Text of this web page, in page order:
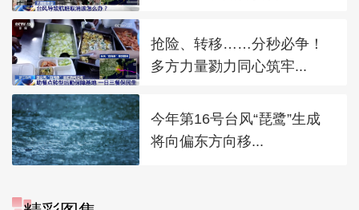
抢险、转移……分秒必争！
多方力量勠力同心筑牢...
今年第16号台风“琵鹭”生成
将向偏东方向移...